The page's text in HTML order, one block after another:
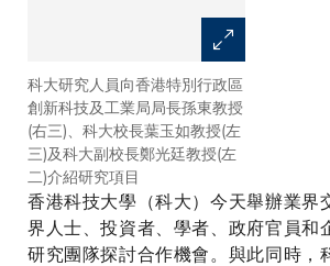
科大研究人員向香港特別行政區
創新科技及工業局局長孫東教授
(右三)、科大校長葉玉如教授(左
三)及科大副校長鄭光廷教授(左
二)介紹研究項目
香港科技大學（科大）今天舉辦業界
界人士、投資者、學者、政府官員和
研究團隊探討合作機會。與此同時，